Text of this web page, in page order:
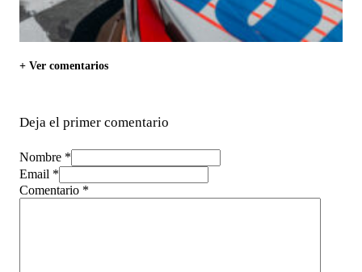
+ Ver comentarios
Deja el primer comentario
Nombre *
Email *
Comentario *